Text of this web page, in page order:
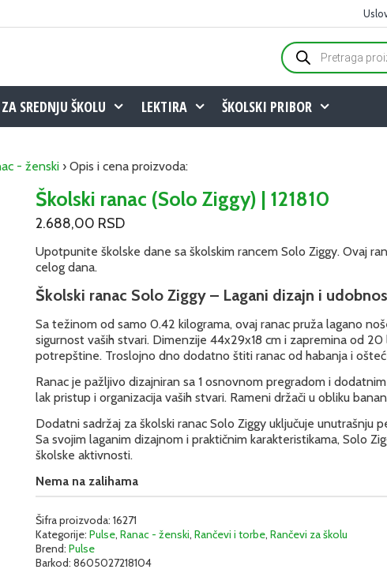
Products
search
SREDNJU ŠKOLU LEKTIRA ŠKOLSKI PRIBOR
- ženski › Opis i cena proizvoda:
Školski ranac (Solo Ziggy) | 121810
2.688,00 RSD
Upotpunite školske dane sa školskim rancem Solo Ziggy. Ovaj
celog dana.
Školski ranac Solo Ziggy – Lagani dizajn i
Sa težinom od samo 0.42 kilograma, ovaj ranac pruža lagano
sigurnost vaših stvari. Dimenzije 44x29x18 cm i zapremina od
potrepštine. Troslojno dno dodatno štiti ranac od habanja i
Ranac je pažljivo dizajniran sa 1 osnovnom pregradom i
lak pristup i organizacija vaših stvari. Rameni držači u obliku
Dodatni sadržaj za školski ranac Solo Ziggy uključuje unutrašnju
Sa svojim laganim dizajnom i praktičnim karakteristikama, Solo
školske aktivnosti.
Nema na zalihama
Šifra proizvoda:16271
Kategorije:Pulse,Ranac - ženski,Rančevi i torbe,Rančevi za školu
Brend:Pulse
Barkod:8605027218104